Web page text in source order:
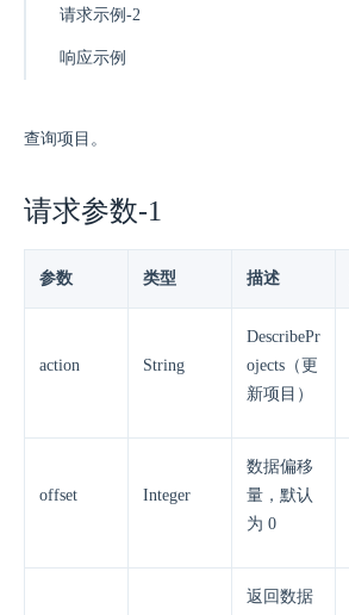
请求示例-2
响应示例
查询项目。
请求参数-1
参数 类型 描述
action String
DescribePr
ojects（更
新项目）
offset Integer
数据偏移
量，默认
为 0
返回数据